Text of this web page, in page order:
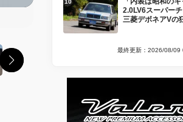
2.0LV6スーパー
三菱デボネアVの
最終更新：2026/08/09